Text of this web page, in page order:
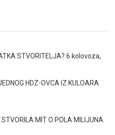
STVORITELJA? 6 kolovoza,
HDZ-OVCA IZ KULOARA
MIT O POLA MILIJUNA